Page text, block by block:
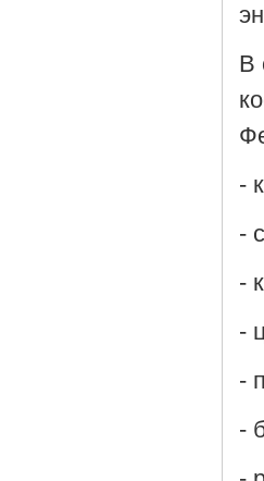
В
-
-
-
-
-
-